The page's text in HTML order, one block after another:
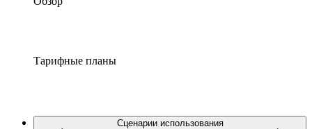
Тарифные планы
Сценарии использования